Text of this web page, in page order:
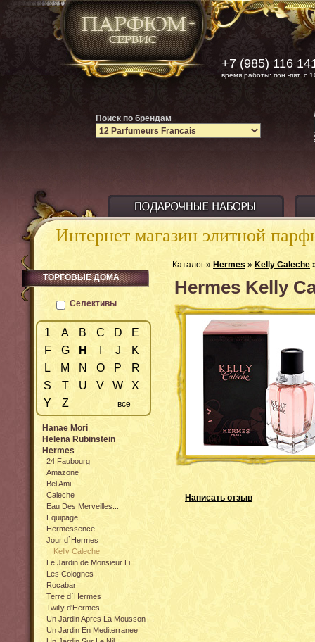
Интернет магазин элитной
Каталог » Hermes » Kelly Caleche
Hermes Kelly
Написать отзыв
ТОРГОВЫЕ ДОМА
Селективы
1 A B C D
E
F
G H J
K
L
M N O P
R
S
T U V W
X
Y
Z все
Hanae Mori
Helena Rubinstein
Hermes
24 Faubourg
Amazone
Bel Ami
Caleche
Eau Des Merveilles...
Equipage
Hermessence
Jour d`Hermes
Kelly Caleche
Le Jardin de Monsieur Li
Les Colognes
Rocabar
Terre d`Hermes
Twilly d'Hermes
Un Jardin Apres La Mousson
Un Jardin En Mediterranee
+7 (985) 116
время работы: пон.-пят. с
Поиск по брендам